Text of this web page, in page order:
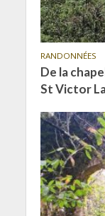
RANDONNÉES
De la
St Victor